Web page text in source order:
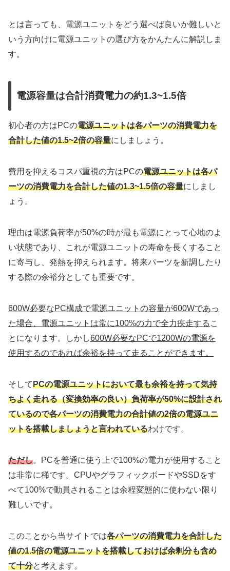
とは言っても、電源ユニットをどう選べば良いか難しいと
いう方向けに電源ユニットの選び方をかんたんに解説しま
す。
電源容量は合計消費電力の約1.3~1.5倍
初心者の方はPCの電源ユニットは各パーツの消費電力を
合計した値の1.5~2倍の容量にしましょう。
費用を抑えるコスパ重視の方はPCの電源ユニットは各パ
ーツの消費電力を合計した値の1.3~1.5倍の容量にしまし
ょう。
理由は電源負荷率が50%の時が最も電源にとって心地のよ
い状態であり、これが電源ユニットの寿命を長くすること
に寄与し、発熱を抑えられます。将来パーツを新調したり
する際の余裕分としても重要です。
600W必要なPC構成で電源ユニットの容量が600Wであっ
た場合、電源ユニットは常に100%の力で全力疾走する こ
とになります。しかし600W必要なPCで1200Wの電源を
使用するのであれば余裕を持って走ることができます。
そしてPCの電源ユニットにおいて最も余裕を持って気持
ちよく走れる（変換効率の良い）負荷率が50%に設計され
ているので各パーツの消費電力の合計値の2倍の電源ユニ
ットを搭載しましょうと言われているわけです。
ただし。PCを普通に使う上で100%の電力が使用すること
は非常に稀です。CPUやグラフィックボードやSSDをす
べて100%で動員されることは余程変態的に使わない限り
難しいです。
このことから当サイトでは各パーツの消費電力を合計した
値の1.5倍の電源ユニットを搭載しておけば余剰分も含め
て十分と考えます。